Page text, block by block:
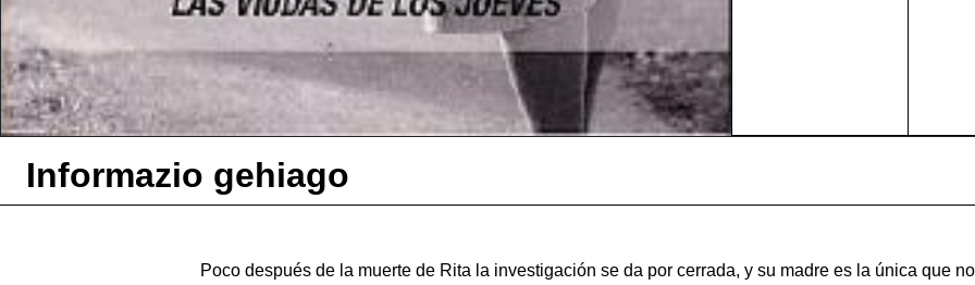
Informazio gehiago
Poco después de la muerte de Rita la investigación se da por cerrada, y su madre es la única que